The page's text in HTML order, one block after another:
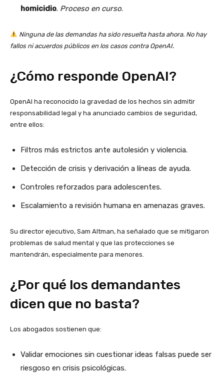
homicidio. Proceso en curso.
Ninguna de las demandas ha sido resuelta hasta ahora. No hay
fallos ni acuerdos públicos en los casos contra OpenAI.
¿Cómo responde OpenAI?
OpenAI ha reconocido la gravedad de los hechos sin admitir
responsabilidad legal y ha anunciado cambios de seguridad,
entre ellos:
Filtros más estrictos ante autolesión y violencia.
Detección de crisis y derivación a líneas de ayuda.
Controles reforzados para adolescentes.
Escalamiento a revisión humana en amenazas graves.
Su director ejecutivo, Sam Altman, ha señalado que se mitigaron
problemas de salud mental y que las protecciones se
mantendrán, especialmente para menores.
¿Por qué los demandantes
dicen que no basta?
Los abogados sostienen que:
Validar emociones sin cuestionar ideas falsas puede ser
riesgoso en crisis psicológicas.